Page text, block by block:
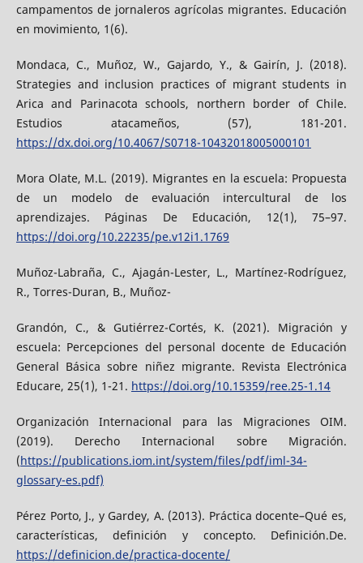
campamentos de jornaleros agrícolas migrantes. Educación
en movimiento, 1(6).
Mondaca, C., Muñoz, W., Gajardo, Y., & Gairín, J. (2018).
Strategies and inclusion practices of migrant students in
Arica and Parinacota schools, northern border of Chile.
Estudios atacameños, (57), 181-201.
https://dx.doi.org/10.4067/S0718-10432018005000101
Mora Olate, M.L. (2019). Migrantes en la escuela: Propuesta
de un modelo de evaluación intercultural de los
aprendizajes. Páginas De Educación, 12(1), 75–97.
https://doi.org/10.22235/pe.v12i1.1769
Muñoz-Labraña, C., Ajagán-Lester, L., Martínez-Rodríguez,
R., Torres-Duran, B., Muñoz-
Grandón, C., & Gutiérrez-Cortés, K. (2021). Migración y
escuela: Percepciones del personal docente de Educación
General Básica sobre niñez migrante. Revista Electrónica
Educare, 25(1), 1-21. https://doi.org/10.15359/ree.25-1.14
Organización Internacional para las Migraciones OIM.
(2019). Derecho Internacional sobre Migración.
(https://publications.iom.int/system/files/pdf/iml-34-
glossary-es.pdf)
Pérez Porto, J., y Gardey, A. (2013). Práctica docente–Qué es,
características, definición y concepto. Definición.De.
https://definicion.de/practica-docente/